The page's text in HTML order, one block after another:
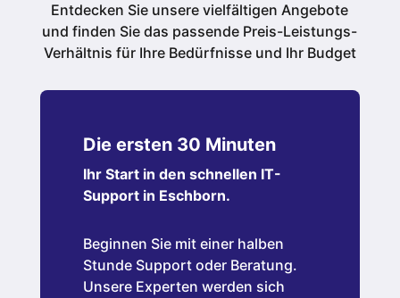
Entdecken Sie unsere vielfältigen Angebote
und finden Sie das passende Preis-Leistungs-
Verhältnis für Ihre Bedürfnisse und Ihr Budget
Die ersten 30 Minuten
Ihr Start in den schnellen IT-
Support in Eschborn.
Beginnen Sie mit einer halben
Stunde Support oder Beratung.
Unsere Experten werden sich